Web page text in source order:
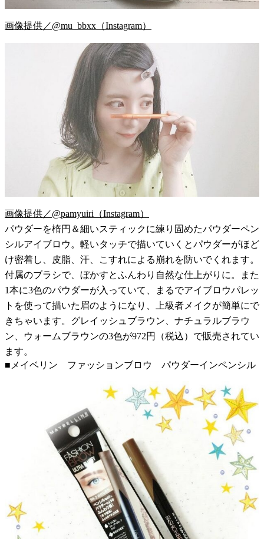
画像提供／@mu_bbxx（Instagram）
画像提供／@pamyuiri（Instagram）
パウダーを楕円＆細いスティックに練り固めたパウダーペン
シルアイブロウ。軽いタッチで描いていくとパウダーがほど
け密着し、皮脂、汗、こすれによる崩れを防いでくれます。
付属のブラシで、ぼかすとふんわり自然な仕上がりに。また
1本に3色のパウダーが入っていて、まるでアイブロウパレッ
トを使って描いた眉のようになり、上級者メイクが簡単にで
きちゃいます。グレイッシュブラウン、ナチュラルブラウ
ン、ウォームブラウンの3色が972円（税込）で販売されてい
ます。
■メイベリン ファッションブロウ パウダーインペンシル